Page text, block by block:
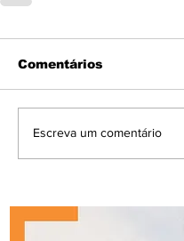
Comentários
Escreva um comentário